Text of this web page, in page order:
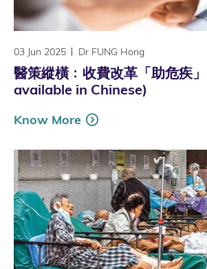
03 Jun 2025 Dr FUNG Hong
醫策縱橫﹕收費改革「助危疾
available in Chinese)
Know More